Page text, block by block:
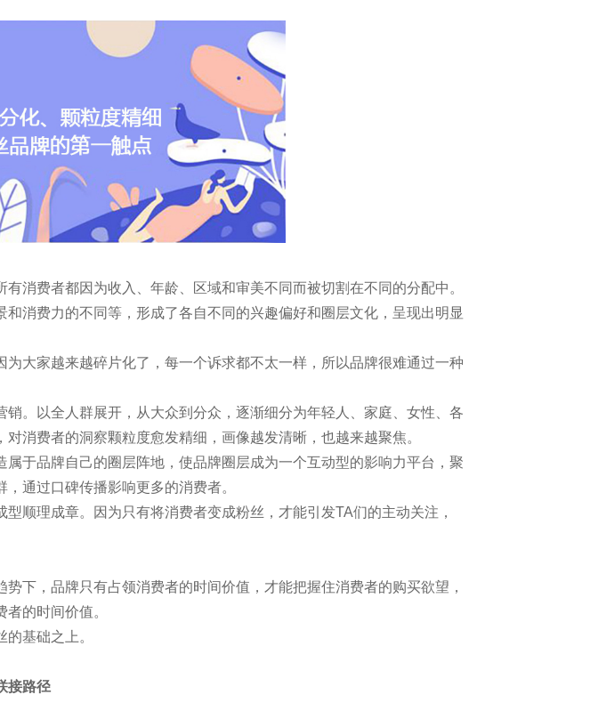
消费者都因为收入、年龄、区域和审美不同而被切割在不同的分配中。
消费力的不同等，形成了各自不同的兴趣偏好和圈层文化，呈现出明显
大家越来越碎片化了，每一个诉求都不太一样，所以品牌很难通过一种
销。以全人群展开，从大众到分众，逐渐细分为年轻人、家庭、女性、各
消费者的洞察颗粒度愈发精细，画像越发清晰，也越来越聚焦。
于品牌自己的圈层阵地，使品牌圈层成为一个互动型的影响力平台，聚
通过口碑传播影响更多的消费者。
顺理成章。因为只有将消费者变成粉丝，才能引发TA们的主动关注，
下，品牌只有占领消费者的时间价值，才能把握住消费者的购买欲望，
的时间价值。
基础之上。
接路径